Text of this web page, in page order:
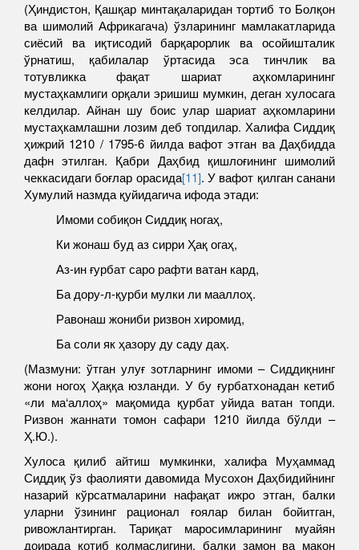
(Ҳиндистон, Қашқар минтақаларидан тортиб то Болқон
ва шимолий Африкагача) ўзларининг мамлакатларида
сиёсий ва иқтисодий барқарорлик ва осойишталик
ўрнатиш, қабилалар ўртасида эса тинчлик ва
тотувликка фақат шариат аҳкомларининг
мустаҳкамлиги орқали эришиш мумкин, деган хулосага
келдилар. Айнан шу боис улар шариат аҳкомларини
мустаҳкамлашни лозим деб топдилар. Халифа Сиддиқ
ҳижрий 1210 / 1795-6 йилда вафот этган ва Даҳбидда
дафн этилган. Қабри Даҳбид қишлоғининг шимолий
чеккасидаги боғлар орасида[11]. У вафот қилган санани
Хумулий назмда қуйидагича ифода этади:
Имоми собиқон Сиддиқ ногаҳ,
Ки жонаш буд аз сирри Ҳақ огаҳ,
Аз-ин ғурбат саро рафти ватан кард,
Ба дору-л-қурби мулки ли мааллоҳ.
Равонаш жониби ризвон хиромид,
Ба соли як ҳазору ду саду даҳ.
(Мазмуни: ўтган улуғ зотларнинг имоми – Сиддиқнинг
жони ногоҳ Ҳаққа юзланди. У бу ғурбатхонадан кетиб
«ли ма‘аллоҳ» мақомида қурбат уйида ватан топди.
Ризвон жаннати томон сафари 1210 йилда бўлди –
Ҳ.Ю.).
Хулоса қилиб айтиш мумкинки, халифа Муҳаммад
Сиддиқ ўз фаолияти давомида Мусохон Даҳбидийнинг
назарий кўрсатмаларини нафақат ижро этган, балки
уларни ўзининг рационал ғоялар билан бойитган,
ривожлантирган. Тариқат маросимларининг муайян
доирада қотиб қолмаслигини, балки замон ва макон